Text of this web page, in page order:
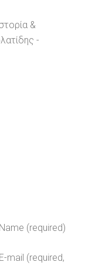
&
-
Name (required)
E-mail (required,